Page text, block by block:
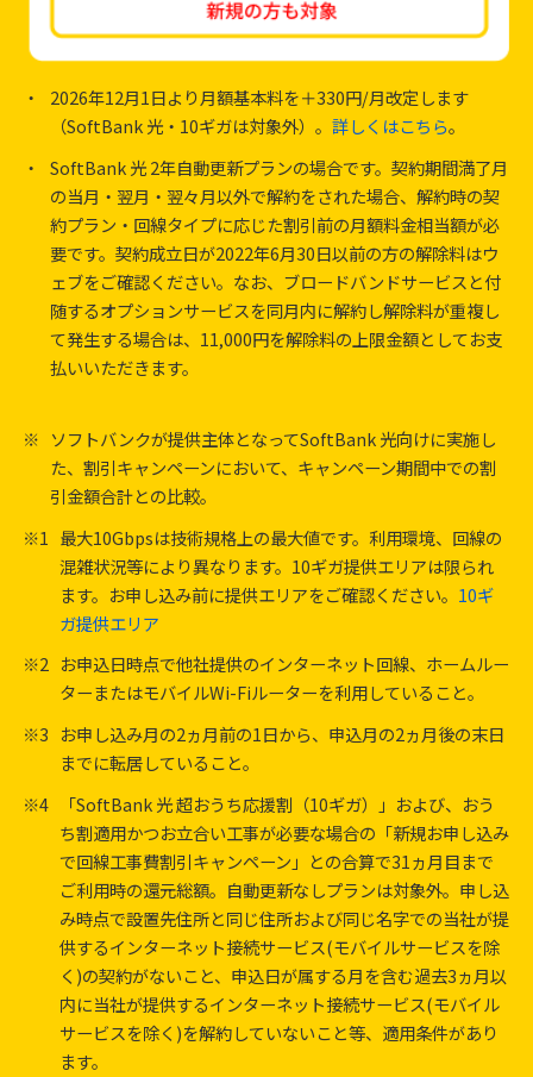
・
2026年12月1日より月額基本料を＋330円/月改定します
（SoftBank 光・10ギガは対象外）。詳しくはこちら。
・
SoftBank 光 2年自動更新プランの場合です。契約期間満了月
の当月・翌月・翌々月以外で解約をされた場合、解約時の契
約プラン・回線タイプに応じた割引前の月額料金相当額が必
要です。契約成立日が2022年6月30日以前の方の解除料はウ
ェブをご確認ください。なお、ブロードバンドサービスと付
随するオプションサービスを同月内に解約し解除料が重複し
て発生する場合は、11,000円を解除料の上限金額としてお支
払いいただきます。
※ ソフトバンクが提供主体となってSoftBank 光向けに実施し
た、割引キャンペーンにおいて、キャンペーン期間中での割
引金額合計との比較。
※1 最大10Gbpsは技術規格上の最大値です。利用環境、回線の
混雑状況等により異なります。10ギガ提供エリアは限られ
ます。お申し込み前に提供エリアをご確認ください。 10ギ
ガ提供エリア
※2 お申込日時点で他社提供のインターネット回線、ホームルー
ターまたはモバイルWi-Fiルーターを利用していること。
※3 お申し込み月の2ヵ月前の1日から、申込月の2ヵ月後の末日
までに転居していること。
※4
「SoftBank 光 超おうち応援割（10ギガ）」および、おう
ち割適用かつお立合い工事が必要な場合の「新規お申し込み
で回線工事費割引キャンペーン」との合算で31ヵ月目まで
ご利用時の還元総額。自動更新なしプランは対象外。申し込
み時点で設置先住所と同じ住所および同じ名字での当社が提
供するインターネット接続サービス(モバイルサービスを除
く)の契約がないこと、申込日が属する月を含む過去3ヵ月以
内に当社が提供するインターネット接続サービス(モバイル
サービスを除く)を解約していないこと等、適用条件があり
ます。